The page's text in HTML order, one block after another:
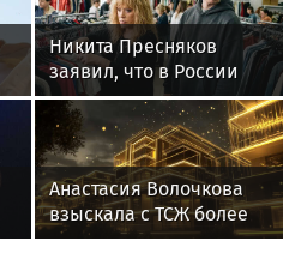
Никита Пресняков
заявил, что в России
его обидели. И
рассорился с братом
из-за политики
Анастасия Волочкова
взыскала с ТСЖ более
5,2 млн рублей за